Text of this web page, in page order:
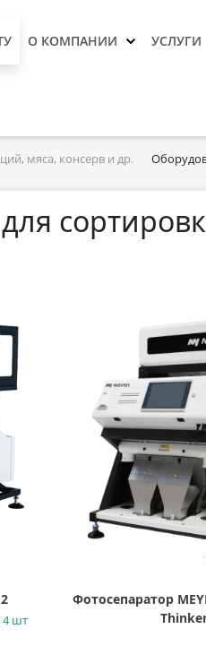
О КОМПАНИИ УСЛУГИ
мяса, консерв и др.
4 шт
Фотосепаратор